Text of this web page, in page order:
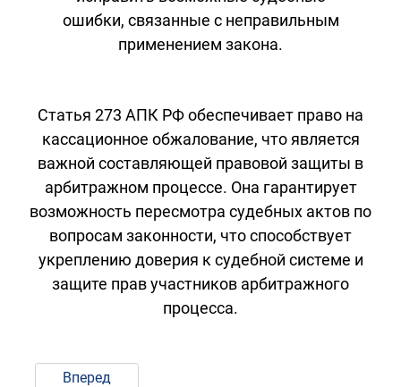
ошибки, связанные с неправильным
применением закона.
Статья 273 АПК РФ обеспечивает право на
кассационное обжалование, что является
важной составляющей правовой защиты в
арбитражном процессе. Она гарантирует
возможность пересмотра судебных актов по
вопросам законности, что способствует
укреплению доверия к судебной системе и
защите прав участников арбитражного
процесса.
Вперед